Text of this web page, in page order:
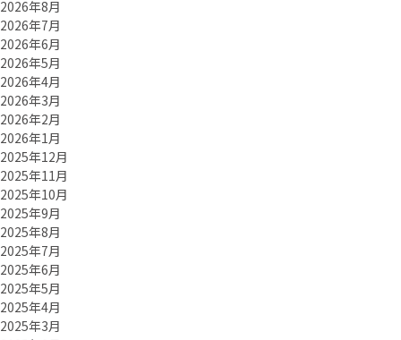
2026年8月
2026年7月
2026年6月
2026年5月
2026年4月
2026年3月
2026年2月
2026年1月
2025年12月
2025年11月
2025年10月
2025年9月
2025年8月
2025年7月
2025年6月
2025年5月
2025年4月
2025年3月